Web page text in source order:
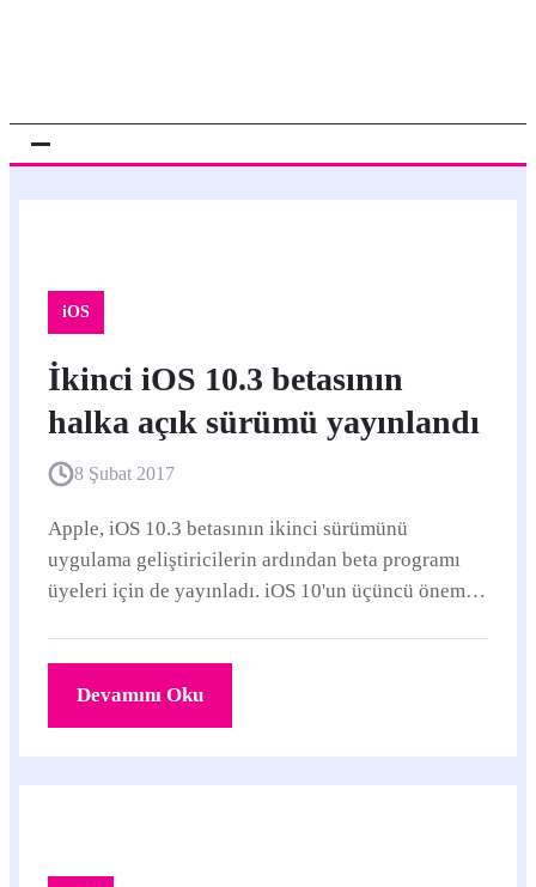
iOS
İkinci iOS 10.3 betasının
halka açık sürümü yayınlandı
8 Şubat 2017
Apple, iOS 10.3 betasının ikinci sürümünü
uygulama geliştiricilerin ardından beta programı
üyeleri için de yayınladı. iOS 10'un üçüncü önemli
Devamını Oku